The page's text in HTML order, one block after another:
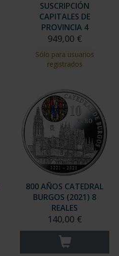
SUSCRIPCIÓN
CAPITALES DE
PROVINCIA 4
949,00 €
Sólo para usuarios
registrados
800 AÑOS CATEDRAL
BURGOS (2021) 8
REALES
140,00 €